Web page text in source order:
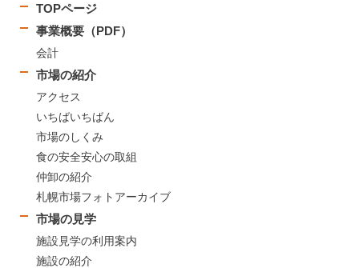
TOPページ
事業概要（PDF）
会計
市場の紹介
アクセス
いちばいちばん
市場のしくみ
食の安全安心の取組
仲卸の紹介
札幌市場フォトアーカイブ
市場の見学
施設見学の利用案内
施設の紹介